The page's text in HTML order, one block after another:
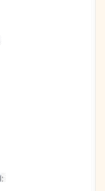
الأبحاث تدعم تأثير البوبروبيون على الدافعية: